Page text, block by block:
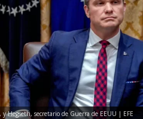
Hegseth, secretario de Guerra de EEUU | EFE